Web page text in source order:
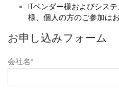
ITベンダー様およびシス
様、個人の方のご参加は
お申し込みフォーム
会社名*